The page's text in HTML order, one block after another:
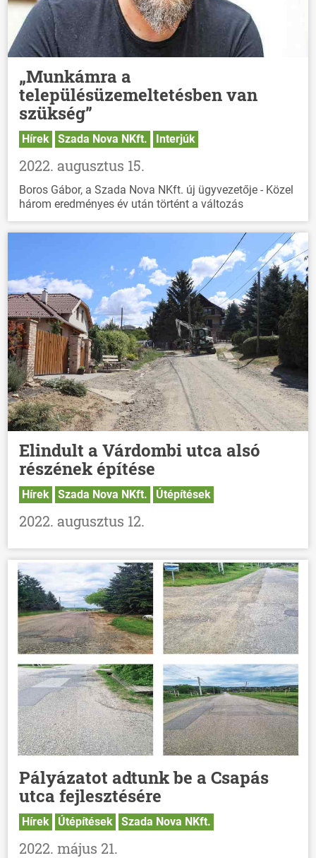
„Munkámra a
településüzemeltetésben van
szükség”
Hírek Szada Nova NKft. Interjúk
2022. augusztus 15.
Boros Gábor, a Szada Nova NKft. új ügyvezetője - Közel
három eredményes év után történt a változás
Elindult a Várdombi utca alsó
részének építése
Hírek Szada Nova NKft. Útépítések
2022. augusztus 12.
Pályázatot adtunk be a Csapás
utca fejlesztésére
Hírek Útépítések Szada Nova NKft.
2022. május 21.